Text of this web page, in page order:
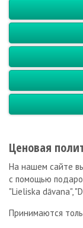
Ценовая
На нашем сайте
с помощью
"Lieliska dāvana",
Принимаются